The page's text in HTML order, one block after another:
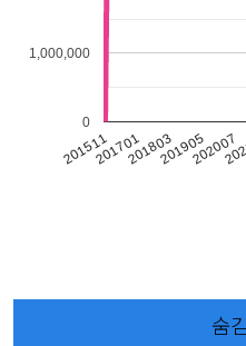
201511201701201803201905202007
0
1,000,000
숨